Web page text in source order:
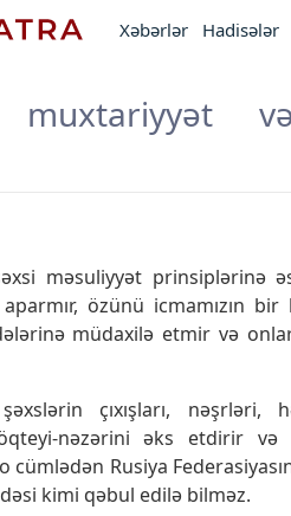
Xəbərlər Hadisələr
muxtariyyət
məsuliyyət prinsiplərinə
özünü icmamızın bir
müdaxilə etmir və
çıxışları, nəşrləri,
nəzərini əks etdirir və
Rusiya
kimi qəbul edilə bilməz.